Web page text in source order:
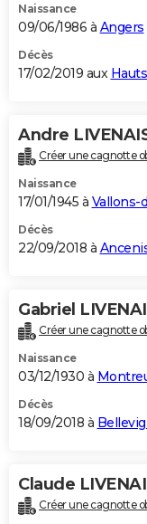
Naissance
09/06/1986 à Angers
Décès
17/02/2019 aux
Andre
Créer une cagnotte
Naissance
17/01/1945 à Vallons-
Décès
22/09/2018 à
Gabriel
Créer une cagnotte
Naissance
03/12/1930 à
Décès
18/09/2018 à
Claude
Créer une cagnotte